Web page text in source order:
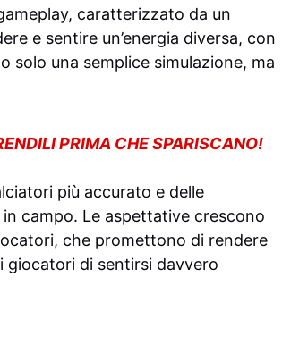
caratterizzato da un
e sentire un’energia diversa, con
solo una semplice simulazione, ma
PRIMA CHE SPARISCANO!
più accurato e delle
campo. Le aspettative crescono
che promettono di rendere
giocatori di sentirsi davvero